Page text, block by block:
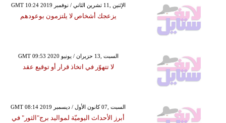
GMT 10:24 2019 الإثنين ,11 تشرين الثاني / نوفمبر
يزعجك أشخاص لا يلتزمون بوعودهم
GMT 09:53 2020 السبت ,13 حزيران / يونيو
لا تتهوّر في اتخاذ قرار أو توقيع عقد
GMT 08:14 2019 السبت ,07 كانون الأول / ديسمبر
أبرز الأحداث اليوميّة لمواليد برج"الثور" في